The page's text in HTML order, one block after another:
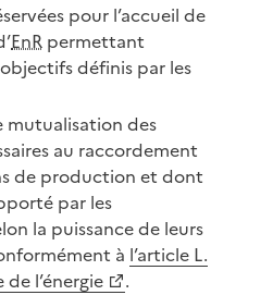
pour l’accueil de
EnR permettant
définis par les
mutualisation des
au raccordement
de production et dont
par les
la puissance de leurs
à l’article L.
l’énergie
.